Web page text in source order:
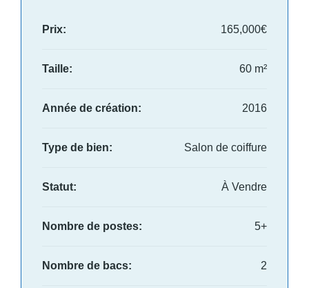
Prix: 165,000€
Taille: 60 m²
Année de création: 2016
Type de bien: Salon de coiffure
Statut: À Vendre
Nombre de postes: 5+
Nombre de bacs: 2